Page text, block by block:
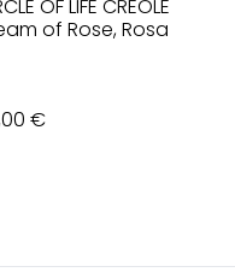
OF LIFE CREOLE
of Rose, Rosa
€